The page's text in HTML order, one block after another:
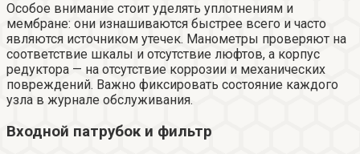
Особое внимание стоит уделять уплотнениям и
мембране: они изнашиваются быстрее всего и часто
являются источником утечек. Манометры проверяют на
соответствие шкалы и отсутствие люфтов, а корпус
редуктора — на отсутствие коррозии и механических
повреждений. Важно фиксировать состояние каждого
узла в журнале обслуживания.
Входной патрубок и фильтр